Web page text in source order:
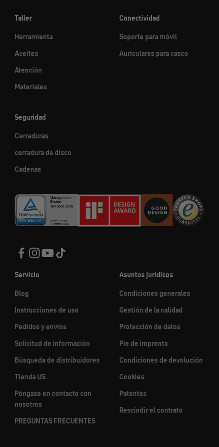
Taller
Herramienta
Aceites
Atención
Materiales
Conectividad
Soporte para móvil
Auriculares para casco
Seguridad
Cerraduras
cerradura de disco
Cadenas
Servicio
Blog
Instrucciones de uso
Pedidos y envíos
Solicitud de información
Búsqueda de distribuidores
Tienda US
Póngase en contacto con
nosotros
PREGUNTAS FRECUENTES
Asuntos jurídicos
Condiciones generales
Gestión de la calidad
Protección de datos
Pie de imprenta
Condiciones de devolución
Cookies
Patentes
Rescindir el contrato